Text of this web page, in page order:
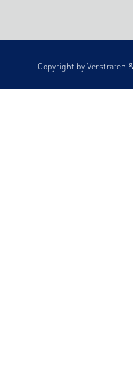
Copyright by Verstraten